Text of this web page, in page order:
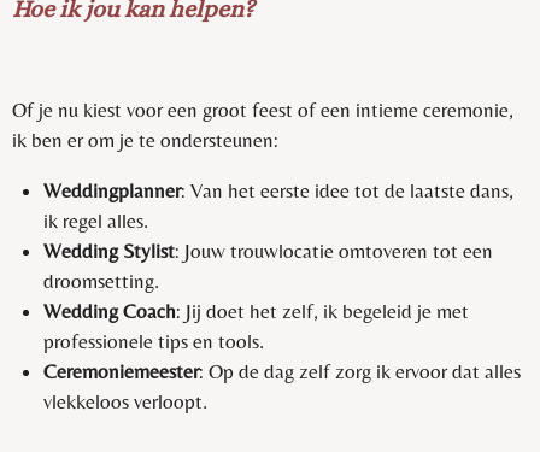
Hoe ik jou kan helpen?
Of je nu kiest voor een groot feest of een intieme ceremonie,
ik ben er om je te ondersteunen:
Weddingplanner: Van het eerste idee tot de laatste dans,
ik regel alles.
Wedding Stylist: Jouw trouwlocatie omtoveren tot een
droomsetting.
Wedding Coach: Jij doet het zelf, ik begeleid je met
professionele tips en tools.
Ceremoniemeester: Op de dag zelf zorg ik ervoor dat alles
vlekkeloos verloopt.